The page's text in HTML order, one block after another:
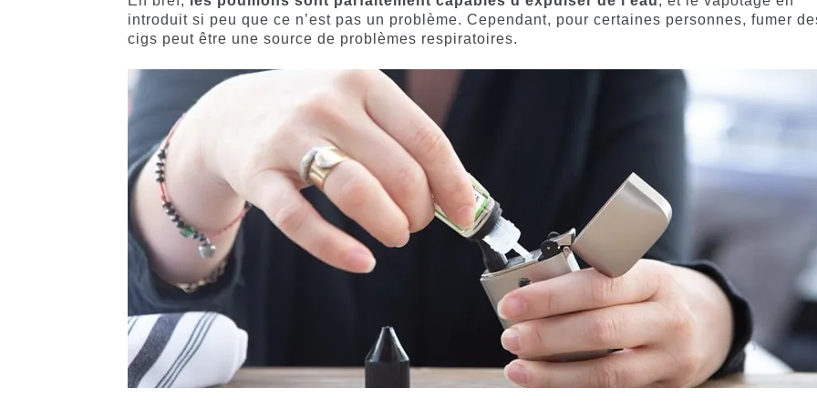
introduit si peu que ce n’est pas un problème. Cependant, pour certaines personnes, fumer
cigs peut être une source de problèmes respiratoires.